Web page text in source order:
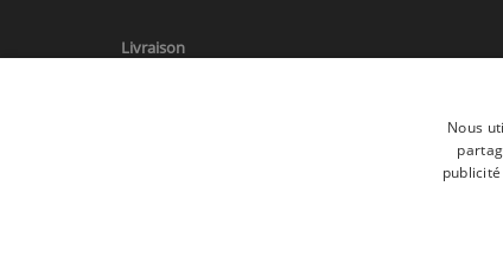
Livraison
* Livraison en Belgique/France/Pays-Bas et partout en Europe
Nous